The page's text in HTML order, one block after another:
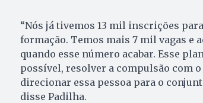
“Nós já tivemos 13 mil inscrições
formação. Temos mais 7 mil vagas e
quando esse número acabar. Esse
possível, resolver a compulsão com
direcionar essa pessoa para o
disse Padilha.